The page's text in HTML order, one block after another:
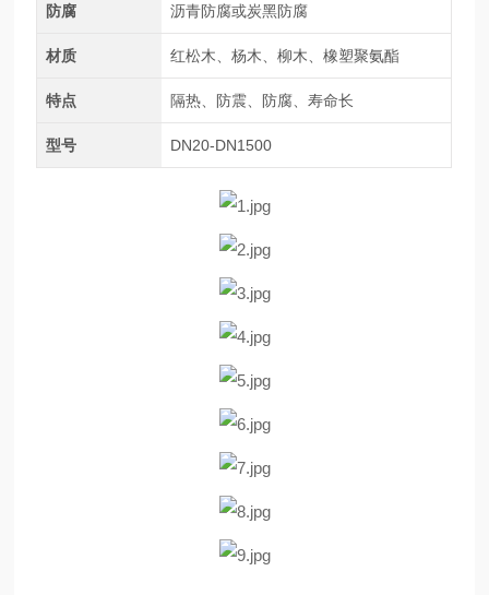
防腐 沥青防腐或炭黑防腐
材质 红松木、杨木、柳木、橡塑聚氨酯
特点 隔热、防震、防腐、寿命长
型号 DN20-DN1500